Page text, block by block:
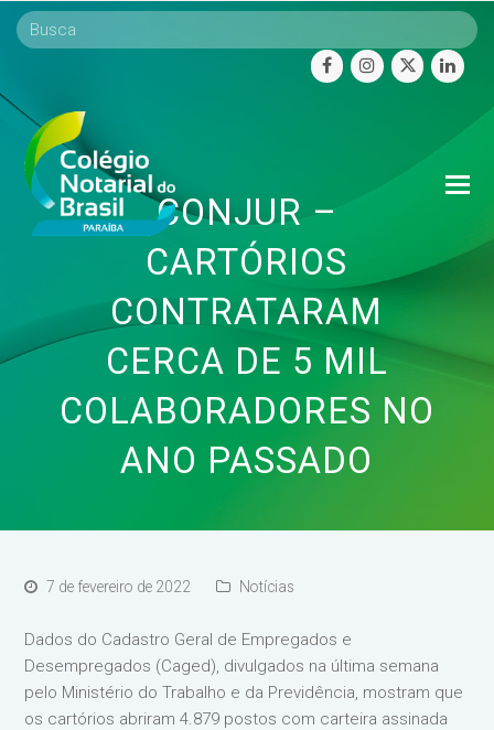
facebookinstagram
twitter
CONJUR –
CARTÓRIOS
CONTRATARAM
CERCA DE 5 MIL
COLABORADORES NO
ANO PASSADO
7 de fevereiro de 2022 Notícias
Dados do Cadastro Geral de Empregados e
Desempregados (Caged), divulgados na última semana
pelo Ministério do Trabalho e da Previdência, mostram que
os cartórios abriram 4.879 postos com carteira assinada